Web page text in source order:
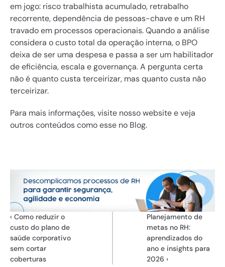
em jogo: risco trabalhista acumulado, retrabalho
recorrente, dependência de pessoas-chave e um RH
travado em processos operacionais. Quando a análise
considera o custo total da operação interna, o BPO
deixa de ser uma despesa e passa a ser um habilitador
de eficiência, escala e governança. A pergunta certa
não é quanto custa terceirizar, mas quanto custa não
terceirizar.
Para mais informações, visite nosso website e veja
outros conteúdos como esse no Blog.
‹ Como reduzir o
custo do plano de
saúde corporativo
sem cortar
coberturas
Planejamento de
metas no RH:
aprendizados do
ano e insights para
2026 ›